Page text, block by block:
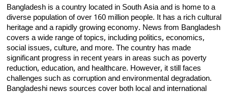
Bangladesh is a country located in South Asia and is home to a
diverse population of over 160 million people. It has a rich cultural
heritage and a rapidly growing economy. News from Bangladesh
covers a wide range of topics, including politics, economics,
social issues, culture, and more. The country has made
significant progress in recent years in areas such as poverty
reduction, education, and healthcare. However, it still faces
challenges such as corruption and environmental degradation.
Bangladeshi news sources cover both local and international